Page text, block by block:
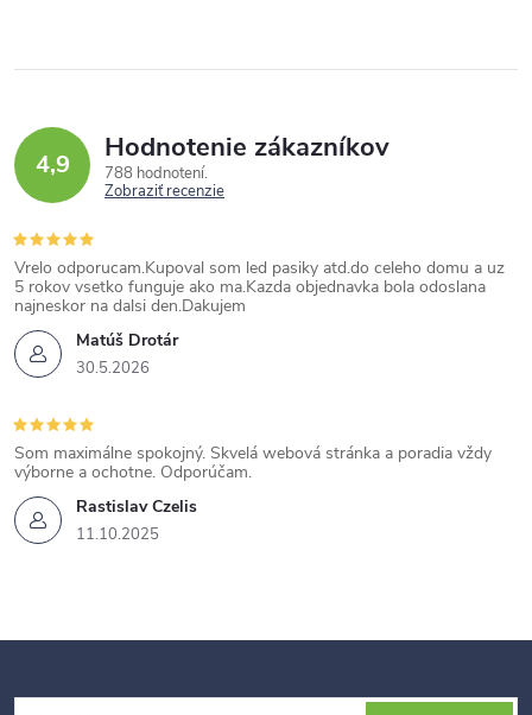
4,9 Hodnotenie zákazníkov
788 hodnotení
Zobraziť recenzie
Matúš Drotár
30.5.2026
Vrelo odporucam.Kupoval som led pasiky atd.do celeho domu a uz
5 rokov vsetko funguje ako ma.Kazda objednavka bola odoslana
najneskor na dalsi den.Dakujem
Rastislav Czelis
11.10.2025
Som maximálne spokojný. Skvelá webová stránka a poradia vždy
výborne a ochotne. Odporúčam.